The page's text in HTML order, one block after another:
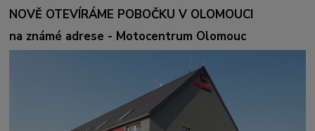
NOVĚ OTEVÍRÁME POBOČKU V OLOMOUCI
na známé adrese - Motocentrum Olomouc